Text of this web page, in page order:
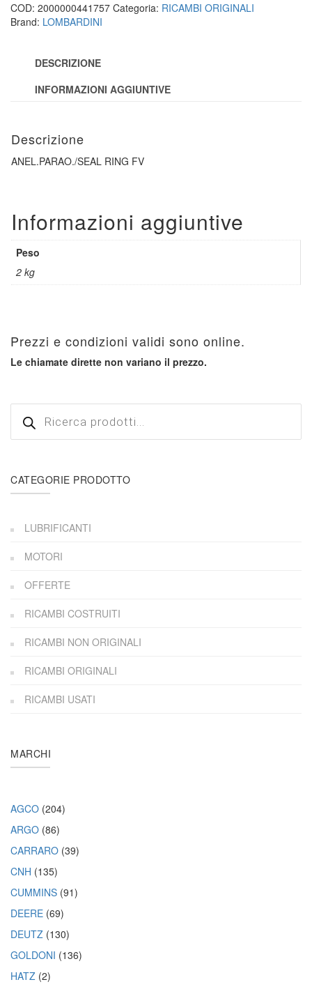
COD: 2000000441757 Categoria: RICAMBI ORIGINALI
Brand: LOMBARDINI
DESCRIZIONE
INFORMAZIONI AGGIUNTIVE
Descrizione
ANEL.PARAO./SEAL RING FV
Informazioni aggiuntive
Peso
2 kg
Prezzi e condizioni validi sono online.
Le chiamate dirette non variano il prezzo.
Products
search
CATEGORIE PRODOTTO
LUBRIFICANTI
MOTORI
OFFERTE
RICAMBI COSTRUITI
RICAMBI NON ORIGINALI
RICAMBI ORIGINALI
RICAMBI USATI
MARCHI
AGCO (204)
ARGO (86)
CARRARO (39)
CNH (135)
CUMMINS (91)
DEERE (69)
DEUTZ (130)
GOLDONI (136)
HATZ (2)